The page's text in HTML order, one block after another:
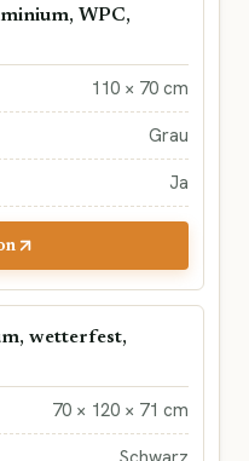
WPC,
110 × 70 cm
Grau
Ja
wetterfest,
70 × 120 × 71 cm